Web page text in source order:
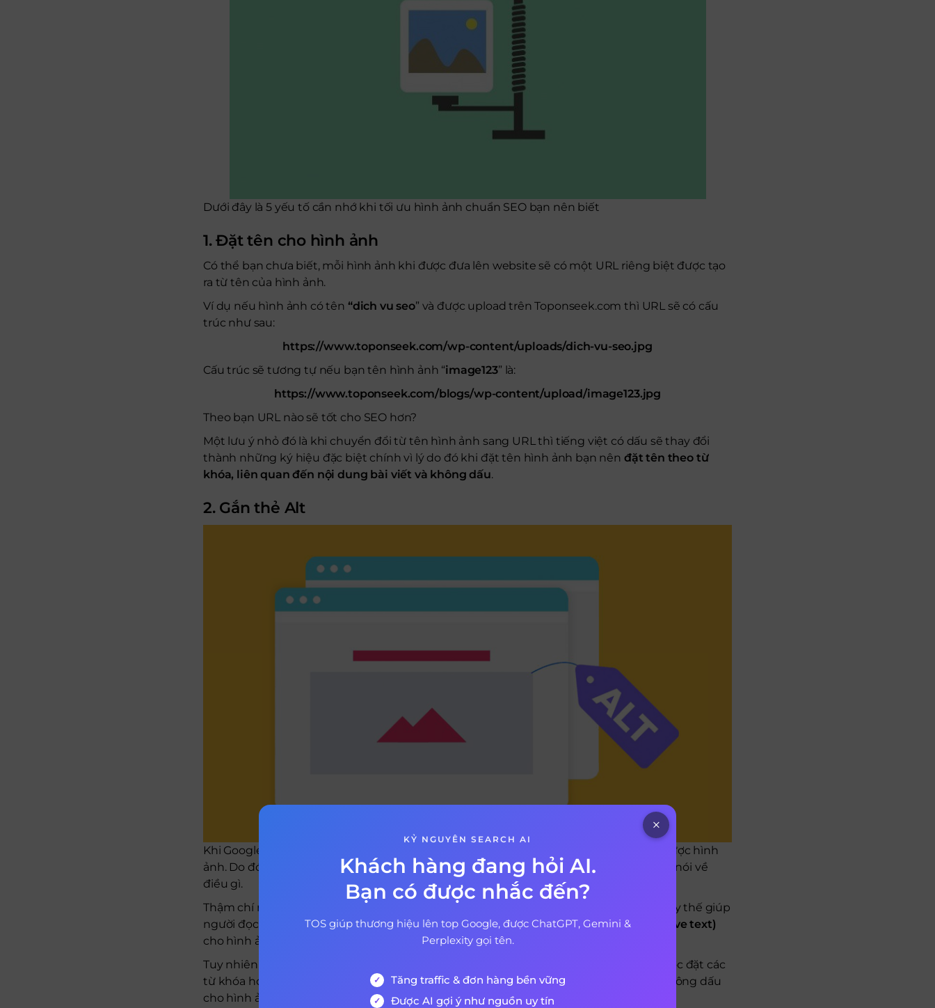
Dưới đây là 5 yếu tố cần nhớ khi tối ưu hình ảnh chuẩn SEO bạn nên biết
1. Đặt tên cho hình ảnh
Có thể bạn chưa biết, mỗi hình ảnh khi được đưa lên website sẽ có một URL riêng biệt được tạo
ra từ tên của hình ảnh.
Ví dụ nếu hình ảnh có tên “dich vu seo” và được upload trên Toponseek.com thì URL sẽ có cấu
trúc như sau:
https://www.toponseek.com/wp-content/uploads/dich-vu-seo.jpg
Cấu trúc sẽ tương tự nếu bạn tên hình ảnh “image123” là:
https://www.toponseek.com/blogs/wp-content/upload/image123.jpg
Theo bạn URL nào sẽ tốt cho SEO hơn?
Một lưu ý nhỏ đó là khi chuyển đổi từ tên hình ảnh sang URL thì tiếng việt có dấu sẽ thay đổi
thành những ký hiệu đặc biệt chính vì lý do đó khi đặt tên hình ảnh bạn nên đặt tên theo từ
khóa, liên quan đến nội dung bài viết và không dấu.
2. Gắn thẻ Alt
Khi Google thu thập dữ liệu, bạn nên biết rằng Google chưa đủ thông minh để hiểu được hình
ảnh. Do đó nó cần có một tag – thẻ được gắn trên thẻ để giải thích hình ảnh này đang nói về
điều gì.
Thậm chí nếu hình ảnh gặp vấn đề khi hiển thị thì những thẻ này sẽ được hiện lên thay thế giúp
người đọc hiểu được nội dung bạn muốn truyền tải. Và chúng ta có thẻALT (Alternative text)
cho hình ảnh
Tuy nhiên đây là điều mà rất nhiều người mắc phải, thông thường thẻ này thường được đặt các
từ khóa hoặc các từ đồng nghĩa liên quan. Bạn có thể sử dụng cả từ khóa có dấu và không dấu
cho hình ảnh này và như đã nói ở trên hãy đảm bảo những từ ngữ này có nghĩa nhé.
KỶ NGUYÊN SEARCH AI
Khách hàng đang hỏi AI.
Bạn có được nhắc đến?
TOS giúp thương hiệu lên top Google, được ChatGPT, Gemini &
Perplexity gọi tên.
Tăng traffic & đơn hàng bền vững
Được AI gợi ý như nguồn uy tín